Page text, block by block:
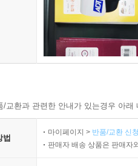
교환과 관련한 안내가 있는경우 아
법
마이페이지 > 반품/교환 신
판매자 배송 상품은 판매자